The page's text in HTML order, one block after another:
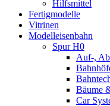
Hilfsmittel
Fertigmodelle
Vitrinen
Modelleisenbahn
Spur H0
Auf-,
Bäume
Car